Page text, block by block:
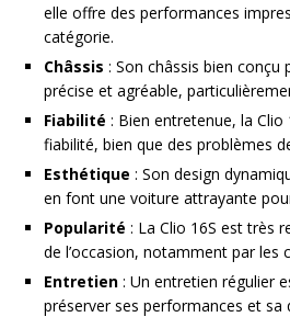
elle offre des performances
catégorie.
Châssis : Son châssis bien conçu
précise et agréable,
Fiabilité : Bien entretenue, la
fiabilité, bien que des problèmes
Esthétique : Son design
en font une voiture attrayante
Popularité : La Clio 16S est très
de l’occasion, notamment par les
Entretien : Un entretien régulier
préserver ses performances et sa